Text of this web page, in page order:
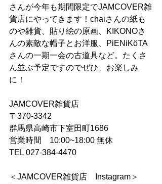
さんが今年も期間限定でJAMCOVER雑
貨店にやってきます！chaiさんの紙も
のや雑貨、貼り絵の原画、KIKONOさ
んの素敵な帽子とお洋服、PiENiKöTA
さんの一期一会の古道具など。たくさ
ん並ぶ予定ですのでぜひ、お楽しみ
に！
JAMCOVER雑貨店
〒370-3342
群馬県高崎市下室田町1686
営業時間　10:00~18:00 無休
TEL 027-384-4470
＜JAMCOVER雑貨店　Instagram＞